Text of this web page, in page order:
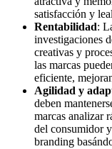
satisfacción y
Rentabilidad:
investigaciones
creativas y
las marcas
eficiente,
Agilidad y
deben
marcas analizar
del consumidor
branding